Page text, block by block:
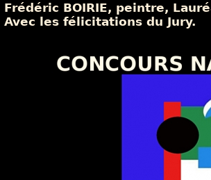
Frédéric BOIRIE, peintre,
Avec les félicitations du Jury.